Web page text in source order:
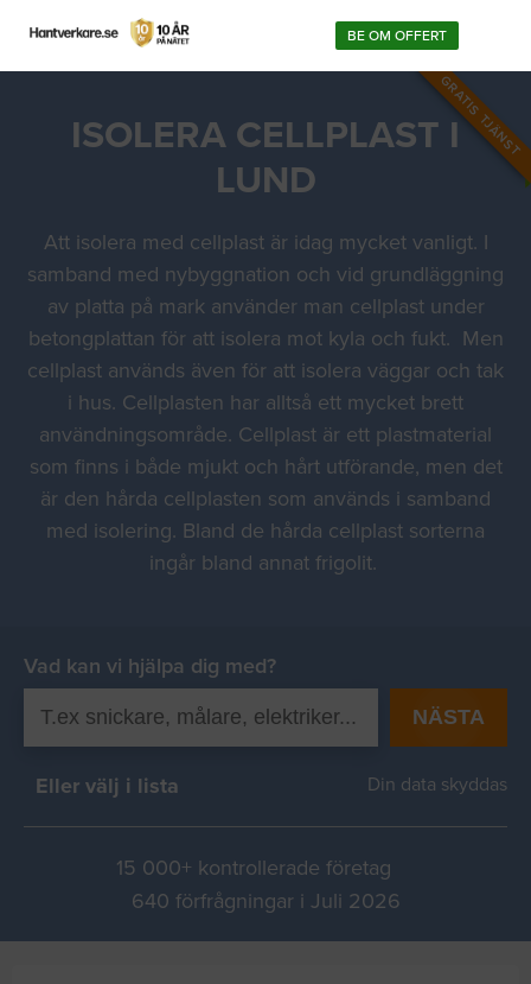
BE OM OFFERT
GRATIS TJÄNST
ISOLERA CELLPLAST I
LUND
Att isolera med cellplast är idag mycket vanligt. I
samband med nybyggnation och vid grundläggning
av platta på mark använder man cellplast under
betongplattan för att isolera mot kyla och fukt. Men
cellplast används även för att isolera väggar och tak
i hus. Cellplasten har alltså ett mycket brett
användningsområde. Cellplast är ett plastmaterial
som finns i både mjukt och hårt utförande, men det
är den hårda cellplasten som används i samband
med isolering. Bland de hårda cellplast sorterna
ingår bland annat frigolit.
Vad kan vi hjälpa dig med?
NÄSTA
Eller välj i lista Din data skyddas
15 000+ kontrollerade företag
640 förfrågningar i Juli 2026